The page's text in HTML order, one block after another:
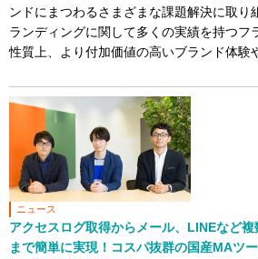
ンドにまつわるさまざまな課題解決に取り
ランディングに関して多くの実績を持つフ
性質上、より付加価値の高いブランド体験
ニュース
アクセスログ取得からメール、LINEなど
まで簡単に実現！コスパ抜群の国産MAツ